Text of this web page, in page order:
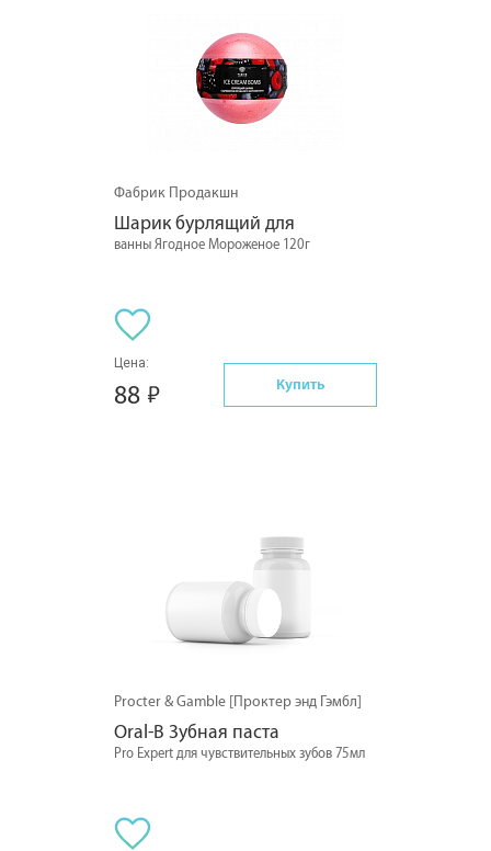
Фабрик Продакшн
Шарик бурлящий для
ванны Ягодное Мороженое 120г
Цена:
88 Купить
Procter & Gamble [Проктер энд Гэмбл]
Oral-B Зубная паста
Pro Expert для чувствительных зубов 75мл